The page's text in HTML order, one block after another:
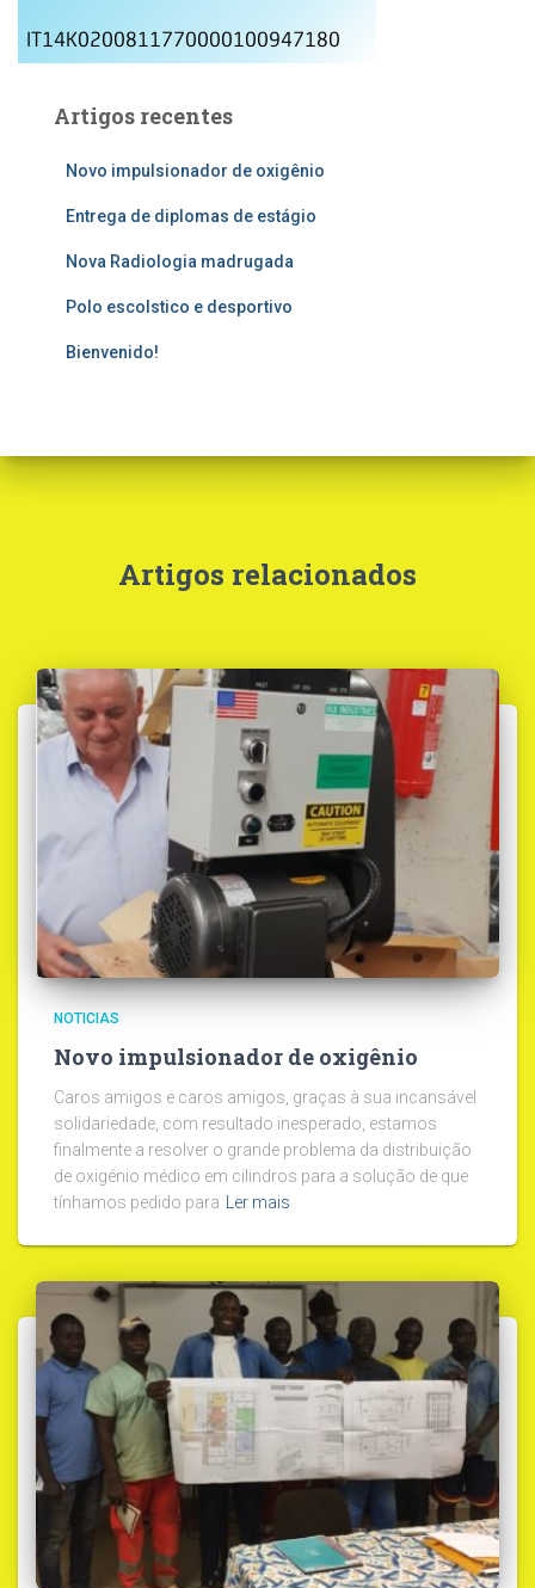
IT14K0200811770000100947180
Artigos recentes
Novo impulsionador de oxigênio
Entrega de diplomas de estágio
Nova Radiologia madrugada
Polo escolstico e desportivo
Bienvenido!
Artigos relacionados
NOTICIAS
Novo impulsionador de oxigênio
Caros amigos e caros amigos, graças à sua incansável
solidariedade, com resultado inesperado, estamos
finalmente a resolver o grande problema da distribuição
de oxigénio médico em cilindros para a solução de que
tínhamos pedido para Ler mais